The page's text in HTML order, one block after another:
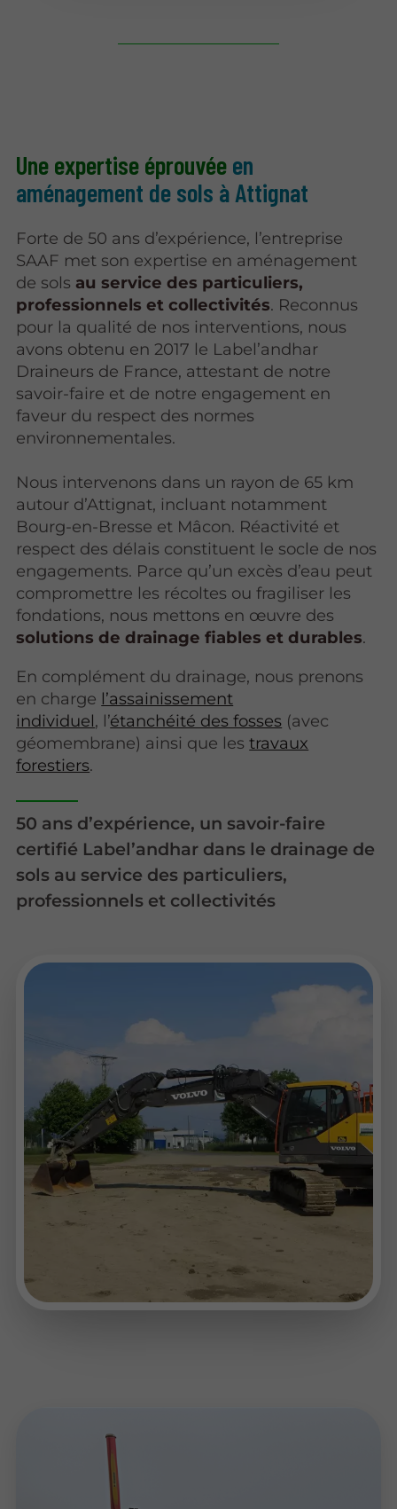
Une expertise éprouvée en
aménagement de sols à Attignat
Forte de 50 ans d’expérience, l’entreprise
SAAF met son expertise en aménagement
de sols au service des particuliers,
professionnels et collectivités. Reconnus
pour la qualité de nos interventions, nous
avons obtenu en 2017 le Label’andhar
Draineurs de France, attestant de notre
savoir-faire et de notre engagement en
faveur du respect des normes
environnementales.
Nous intervenons dans un rayon de 65 km
autour d’Attignat, incluant notamment
Bourg-en-Bresse et Mâcon. Réactivité et
respect des délais constituent le socle de nos
engagements. Parce qu’un excès d’eau peut
compromettre les récoltes ou fragiliser les
fondations, nous mettons en œuvre des
solutions de drainage fiables et durables.
En complément du drainage, nous prenons
en charge l’assainissement
individuel, l’étanchéité des fosses (avec
géomembrane) ainsi que lestravaux
forestiers.
50 ans d’expérience, un savoir-faire
certifié Label’andhar dans le drainage de
sols au service des particuliers,
professionnels et collectivités